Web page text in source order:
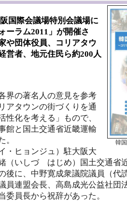
韓
国際会議場特別会議場に
ーラム2011」が開催さ
や団体役員、コリアタウ
営者、地元住民ら約200人
界の著名人の意見を参考
アタウンの街づくりを通
性化を考える」もので、
館と国土交通省近畿運輸
。
ヒョンジュ）駐大阪大
（いしづ はじめ）国土交通省
後に、中野寛成衆議院議員（代
員連盟会長、高島成光公益社団
員長から祝辞があった。